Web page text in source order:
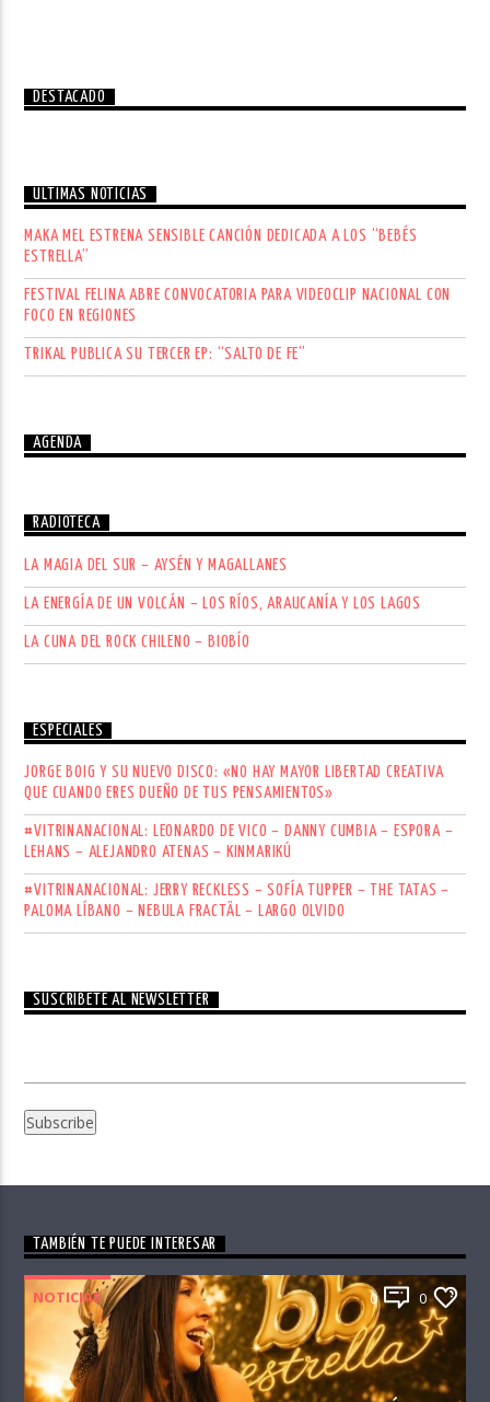
DESTACADO
ÚLTIMAS NOTICIAS
MAKA MEL ESTRENA SENSIBLE CANCIÓN DEDICADA A LOS “BEBÉS
ESTRELLA”
FESTIVAL FELINA ABRE CONVOCATORIA PARA VIDEOCLIP NACIONAL CON
FOCO EN REGIONES
TRIKAL PUBLICA SU TERCER EP: “SALTO DE FE”
AGENDA
RADIOTECA
LA MAGIA DEL SUR – AYSÉN Y MAGALLANES
LA ENERGÍA DE UN VOLCÁN – LOS RÍOS, ARAUCANÍA Y LOS LAGOS
LA CUNA DEL ROCK CHILENO – BIOBÍO
ESPECIALES
JORGE BOIG Y SU NUEVO DISCO: «NO HAY MAYOR LIBERTAD CREATIVA
QUE CUANDO ERES DUEÑO DE TUS PENSAMIENTOS»
#VITRINANACIONAL: LEONARDO DE VICO – DANNY CUMBIA – ESPORA –
LEHANS – ALEJANDRO ATENAS – KINMARIKÚ
#VITRINANACIONAL: JERRY RECKLESS – SOFÍA TUPPER – THE TATAS –
PALOMA LÍBANO – NEBULA FRACTÄL – LARGO OLVIDO
SUSCRÍBETE AL NEWSLETTER
TAMBIÉN TE PUEDE INTERESAR
NOTICIAS 0 0